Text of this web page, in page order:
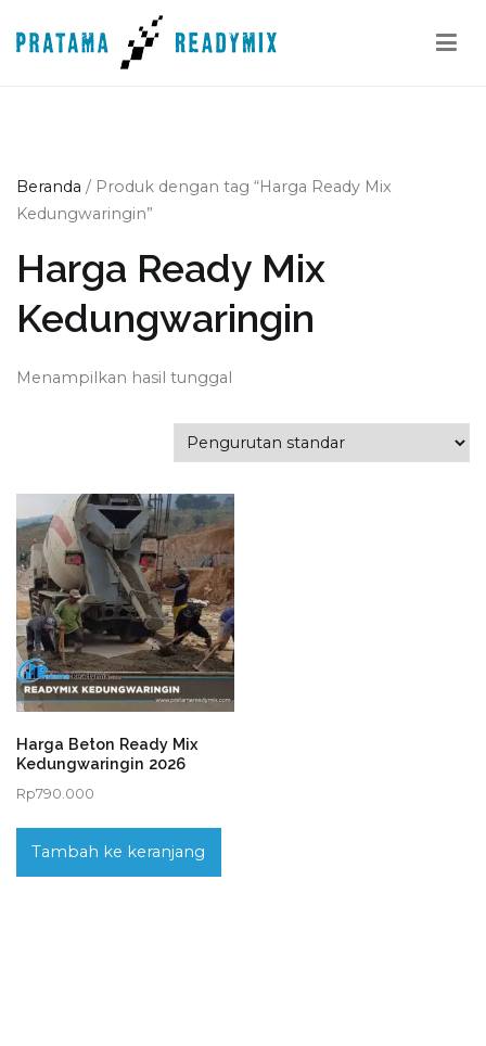
ke
Beranda / Produk dengan tag “Harga Ready Mix
Kedungwaringin”
Harga Ready Mix
Kedungwaringin
Menampilkan hasil tunggal
Harga Beton Ready Mix
Kedungwaringin 2026
Rp790.000
Tambah ke keranjang